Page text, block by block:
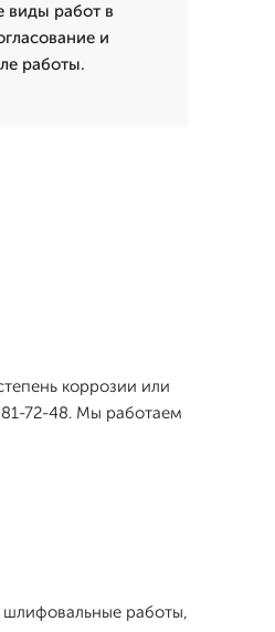
виды работ в
и
работы.
коррозии или
72-48. Мы работаем
шлифовальные работы,